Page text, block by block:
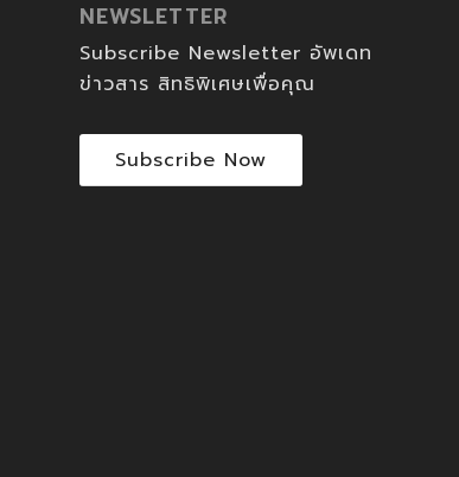
NEWSLETTER
Subscribe Newsletter อัพเดท
ข่าวสาร สิทธิพิเศษเพื่อคุณ
Subscribe Now